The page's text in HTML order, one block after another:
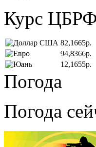
Курс
82,1665р.
94,8366р.
12,1655р.
Погода
Погода